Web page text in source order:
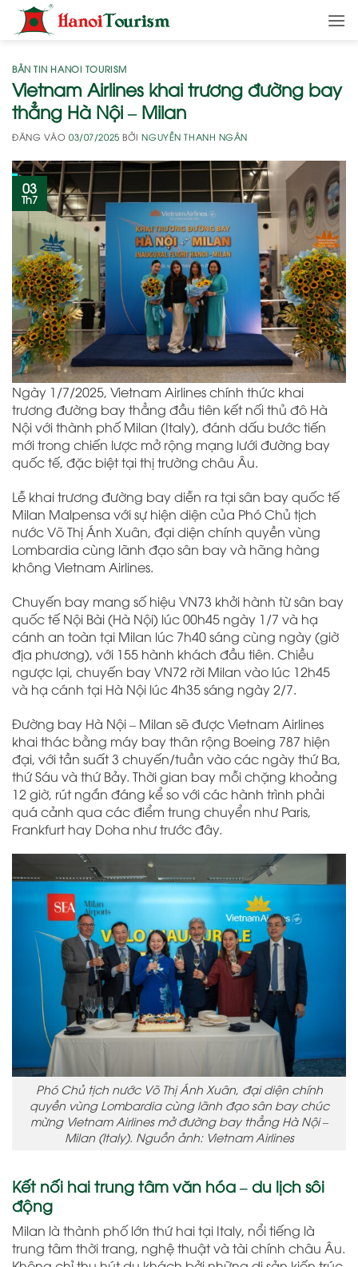
qua
dungBẢN TIN HANOI TOURISM
Vietnam Airlines khai trương đường bay
thẳng Hà Nội – Milan
ĐĂNG VÀO03/07/2025 BỞINGUYỄN THANH NGÂN
03
Th7
Ngày 1/7/2025, Vietnam Airlines chính thức khai
trương đường bay thẳng đầu tiên kết nối thủ đô Hà
Nội với thành phố Milan (Italy), đánh dấu bước tiến
mới trong chiến lược mở rộng mạng lưới đường bay
quốc tế, đặc biệt tại thị trường châu Âu.
Lễ khai trương đường bay diễn ra tại sân bay quốc tế
Milan Malpensa với sự hiện diện của Phó Chủ tịch
nước Võ Thị Ánh Xuân, đại diện chính quyền vùng
Lombardia cùng lãnh đạo sân bay và hãng hàng
không Vietnam Airlines.
Chuyến bay mang số hiệu VN73 khởi hành từ sân bay
quốc tế Nội Bài (Hà Nội) lúc 00h45 ngày 1/7 và hạ
cánh an toàn tại Milan lúc 7h40 sáng cùng ngày (giờ
địa phương), với 155 hành khách đầu tiên. Chiều
ngược lại, chuyến bay VN72 rời Milan vào lúc 12h45
và hạ cánh tại Hà Nội lúc 4h35 sáng ngày 2/7.
Đường bay Hà Nội – Milan sẽ được Vietnam Airlines
khai thác bằng máy bay thân rộng Boeing 787 hiện
đại, với tần suất 3 chuyến/tuần vào các ngày thứ Ba,
thứ Sáu và thứ Bảy. Thời gian bay mỗi chặng khoảng
12 giờ, rút ngắn đáng kể so với các hành trình phải
quá cảnh qua các điểm trung chuyển như Paris,
Frankfurt hay Doha như trước đây.
Phó Chủ tịch nước Võ Thị Ánh Xuân, đại diện chính
quyền vùng Lombardia cùng lãnh đạo sân bay chúc
mừng Vietnam Airlines mở đường bay thẳng Hà Nội –
Milan (Italy). Nguồn ảnh: Vietnam Airlines
Kết nối hai trung tâm văn hóa – du lịch sôi
động
Milan là thành phố lớn thứ hai tại Italy, nổi tiếng là
trung tâm thời trang, nghệ thuật và tài chính châu Âu.